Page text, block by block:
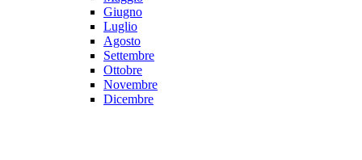
Giugno
Luglio
Agosto
Settembre
Ottobre
Novembre
Dicembre